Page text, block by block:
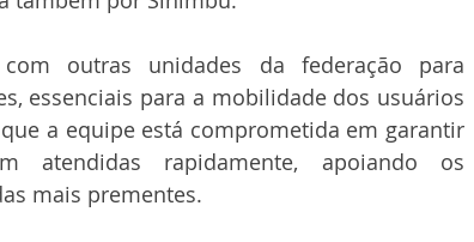
outras unidades da federação para
essenciais para a mobilidade dos usuários
a equipe está comprometida em garantir
atendidas rapidamente, apoiando os
mais prementes.